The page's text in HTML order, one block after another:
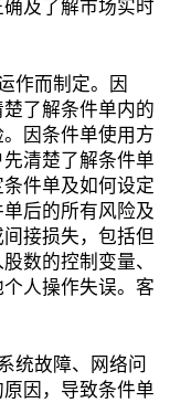
及了解市场实时
作而制定。因
了解条件单内的
因条件单使用方
清楚了解条件单
件单及如何设定
后的所有风险及
接损失，包括但
数的控制变量、
人操作失误。客
统故障、网络问
因，导致条件单